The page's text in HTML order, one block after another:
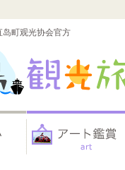
町观光协会官方